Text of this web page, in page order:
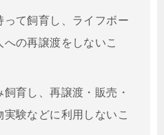
って飼育し、ライフボー
への再譲渡をしないこ
育し、再譲渡・販売・
験などに利用しないこ